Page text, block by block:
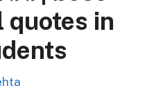
quotes in